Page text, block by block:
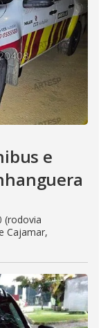
e
(rodovia
Cajamar,